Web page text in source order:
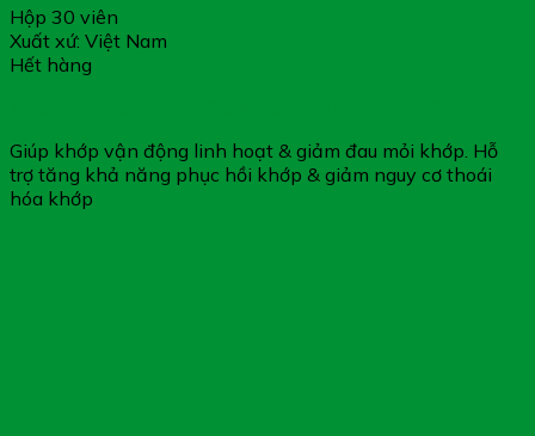
Hộp 30 viên
Xuất xứ: Việt Nam
Hết hàng
Giúp khớp vận động linh hoạt & giảm đau mỏi khớp. Hỗ
trợ tăng khả năng phục hồi khớp & giảm nguy cơ thoái
hóa khớp